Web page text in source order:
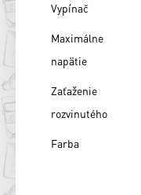
Vypínač
Maximálne
napätie
Zaťaženie
rozvinutého
Farba